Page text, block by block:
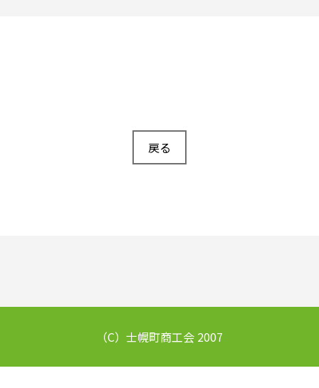
戻る
（C）士幌町商工会 2007